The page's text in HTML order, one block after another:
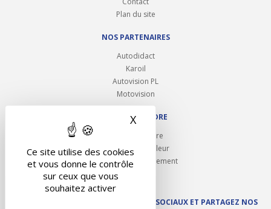
Ce site utilise des cookies
et vous donne le contrôle
sur ceux que vous
souhaitez activer
X Masquer le bandeau des
Plan du site
NOS PARTENAIRES
Autodidact
Karoil
Autovision PL
Motovision
NOUS REJOINDRE
Ouvrir un centre
Devenez contrôleur
Carrières et recrutement
SUIVEZ AUTOVISION SUR LES RÉSEAUX SOCIAUX ET PARTAGEZ NOS